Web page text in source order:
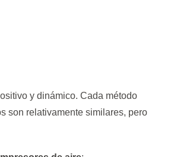
y dinámico. Cada método
son relativamente similares, pero